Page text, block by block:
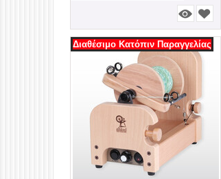
Διαθέσιμο Κατόπιν Παραγγελίας